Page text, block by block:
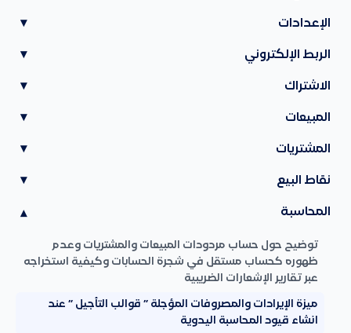
الإعدادات ▾
الربط الإلكتروني ▾
الاشتراك ▾
المبيعات ▾
المشتريات ▾
نقاط البيع ▾
المحاسبة ▾
توضيح حول حساب مردودات المبيعات والمشتريات وعدم
ظهوره كحساب مستقل في شجرة الحسابات وكيفية استخراجه
عبر تقارير الإشعارات الضريبية
ميزة الإيرادات والمصروفات المؤجلة ” قوالب التأجيل ” عند
انشاء قيود المحاسبة اليدوية